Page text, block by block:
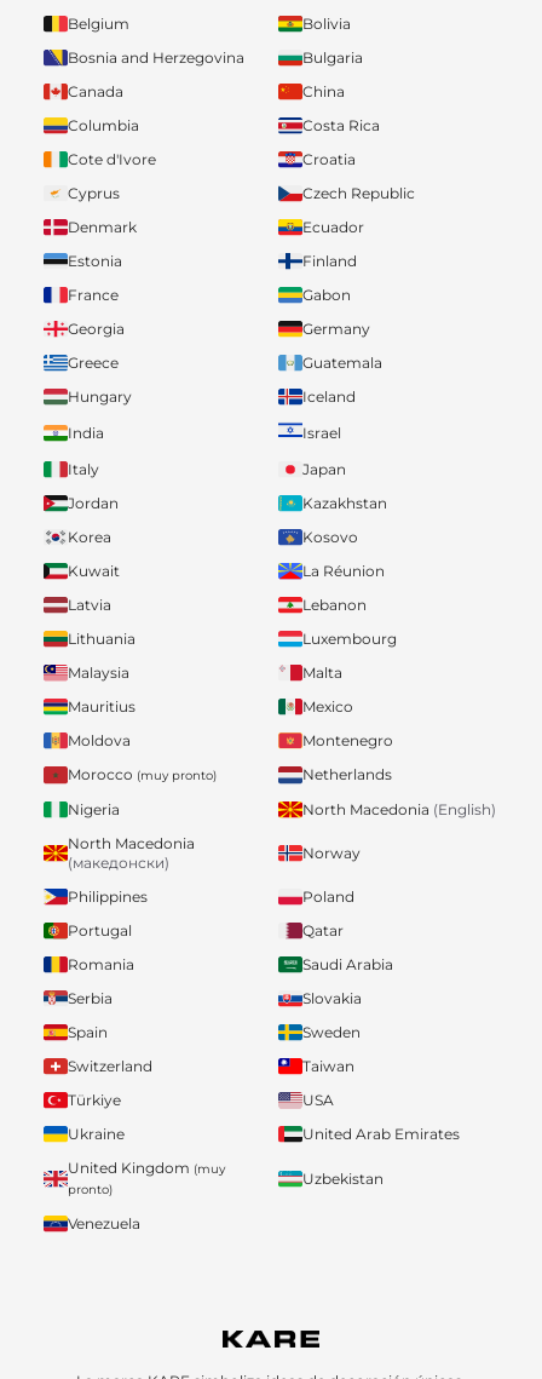
Belgium
Bolivia
Bosnia and Herzegovina
Bulgaria
Canada
China
Columbia
Costa Rica
Cote d'Ivore
Croatia
Cyprus
Czech Republic
Denmark
Ecuador
Estonia
Finland
France
Gabon
Georgia
Germany
Greece
Guatemala
Hungary
Iceland
India
Israel
Italy
Japan
Jordan
Kazakhstan
Korea
Kosovo
Kuwait
La Réunion
Latvia
Lebanon
Lithuania
Luxembourg
Malaysia
Malta
Mauritius
Mexico
Moldova
Montenegro
Morocco (muy pronto)
Netherlands
Nigeria
North Macedonia (English)
North Macedonia
(македонски)
Norway
Philippines
Poland
Portugal
Qatar
Romania
Saudi Arabia
Serbia
Slovakia
Spain
Sweden
Switzerland
Taiwan
Türkiye
USA
Ukraine
United Arab Emirates
United Kingdom (muy
pronto)
Uzbekistan
Venezuela